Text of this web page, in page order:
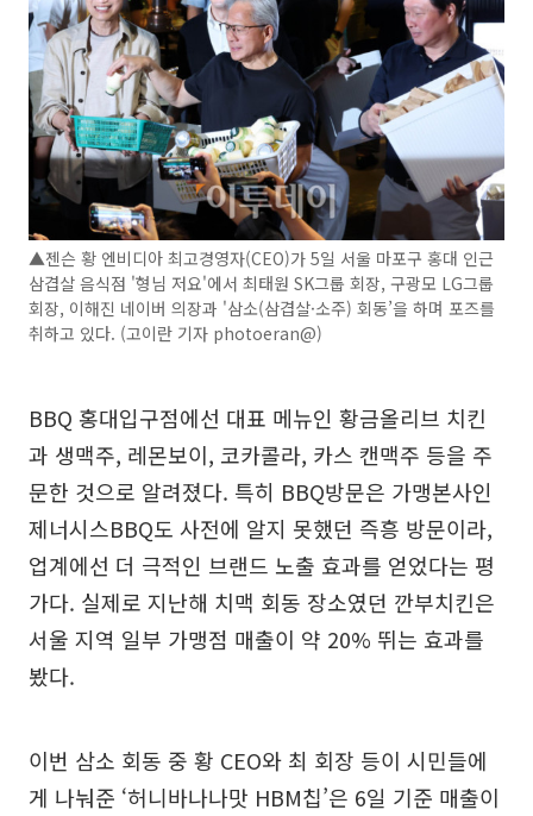
▲젠슨 황 엔비디아 최고경영자(CEO)가 5일 서울 마포구 홍대 인근
삼겹살 음식점 '형님 저요'에서 최태원 SK그룹 회장, 구광모 LG그룹
회장, 이해진 네이버 의장과 '삼소(삼겹살·소주) 회동’을 하며 포즈를
취하고 있다. (고이란 기자 photoeran@)
BBQ 홍대입구점에선 대표 메뉴인 황금올리브 치킨
과 생맥주, 레몬보이, 코카콜라, 카스 캔맥주 등을 주
문한 것으로 알려졌다. 특히 BBQ방문은 가맹본사인
제너시스BBQ도 사전에 알지 못했던 즉흥 방문이라,
업계에선 더 극적인 브랜드 노출 효과를 얻었다는 평
가다. 실제로 지난해 치맥 회동 장소였던 깐부치킨은
서울 지역 일부 가맹점 매출이 약 20% 뛰는 효과를
봤다.
이번 삼소 회동 중 황 CEO와 최 회장 등이 시민들에
게 나눠준 ‘허니바나나맛 HBM칩’은 6일 기준 매출이